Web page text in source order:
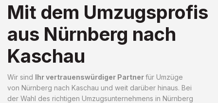
Mit dem Umzugsprofis
aus Nürnberg nach
Kaschau
Wir sind Ihr vertrauenswürdiger Partnerfür Umzüge
von Nürnberg nach Kaschau und weit darüber hinaus. Bei
der Wahl des richtigen Umzugsunternehmens in Nürnberg